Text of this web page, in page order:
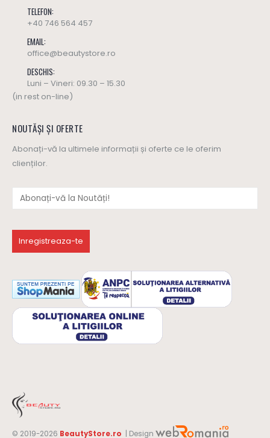
TELEFON:
+40 746 564 457
EMAIL:
office@beautystore.ro
DESCHIS:
Luni – Vineri: 09.30 – 15.30
(in rest on-line)
NOUTĂȘI ȘI OFERTE
Abonați-vă la ultimele informații și oferte ce le oferim
clienților.
© 2019-2026 BeautyStore.ro | Design